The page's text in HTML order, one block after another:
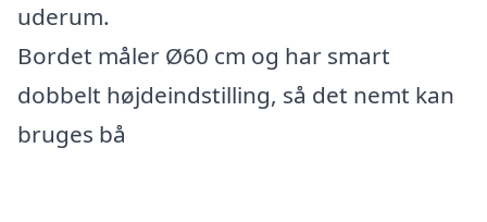
uderum.
Bordet måler Ø60 cm og har smart
dobbelt højdeindstilling, så det nemt kan
bruges bå